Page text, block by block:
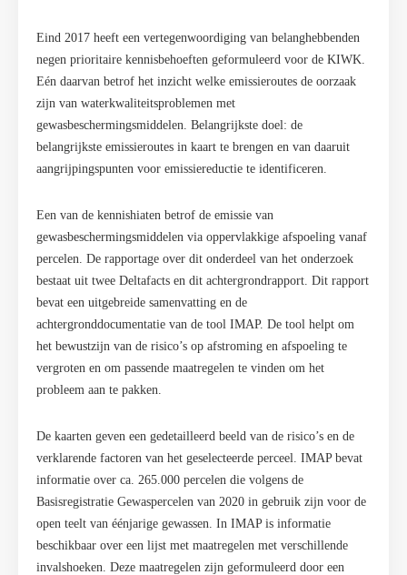
Eind 2017 heeft een vertegenwoordiging van belanghebbenden
negen prioritaire kennisbehoeften geformuleerd voor de KIWK.
Eén daarvan betrof het inzicht welke emissieroutes de oorzaak
zijn van waterkwaliteitsproblemen met
gewasbeschermingsmiddelen. Belangrijkste doel: de
belangrijkste emissieroutes in kaart te brengen en van daaruit
aangrijpingspunten voor emissiereductie te identificeren.
Een van de kennishiaten betrof de emissie van
gewasbeschermingsmiddelen via oppervlakkige afspoeling vanaf
percelen. De rapportage over dit onderdeel van het onderzoek
bestaat uit twee Deltafacts en dit achtergrondrapport. Dit rapport
bevat een uitgebreide samenvatting en de
achtergronddocumentatie van de tool IMAP. De tool helpt om
het bewustzijn van de risico’s op afstroming en afspoeling te
vergroten en om passende maatregelen te vinden om het
probleem aan te pakken.
De kaarten geven een gedetailleerd beeld van de risico’s en de
verklarende factoren van het geselecteerde perceel. IMAP bevat
informatie over ca. 265.000 percelen die volgens de
Basisregistratie Gewaspercelen van 2020 in gebruik zijn voor de
open teelt van éénjarige gewassen. In IMAP is informatie
beschikbaar over een lijst met maatregelen met verschillende
invalshoeken. Deze maatregelen zijn geformuleerd door een